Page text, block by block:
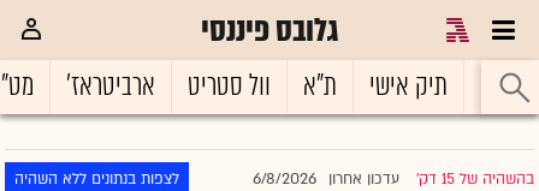
גלובס פיננסי
ראשי תיק אישי ת"א וול סטריט ארביטראז'
בהשהיה של 15 דק' |עדכון אחרון 6/8/2026 לצפות בנתונים ללא השהיה